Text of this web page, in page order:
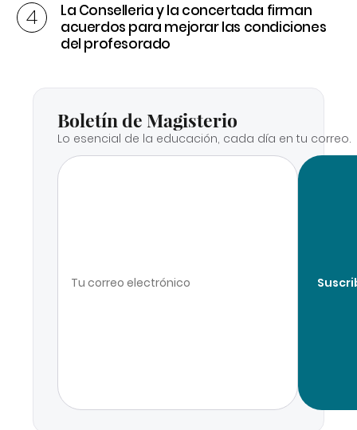
La Conselleria y la concertada firman
acuerdos para mejorar las condiciones
del profesorado
Boletín de Magisterio
Lo esencial de la educación, cada día en tu correo.